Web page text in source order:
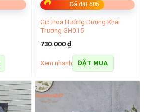
Đã đặt 605
Giỏ Hoa Hướng Dương Khai
Trương GH015
730.000₫
Xem nhanh ĐẶT MUA